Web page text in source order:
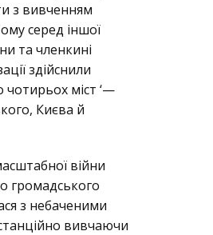
з вивченням
серед іншої
та членкині
здійснили
чотирьох міст ‘—
Києва й
війни
громадського
з небаченими
вивчаючи